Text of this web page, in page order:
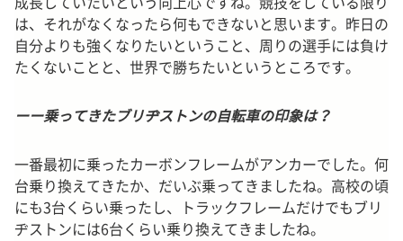
は、それがなくなったら何もできないと思います。昨日の
自分よりも強くなりたいということ、周りの選手には負け
たくないことと、世界で勝ちたいというところです。
ーー乗ってきたブリヂストンの自転車の印象は？
一番最初に乗ったカーボンフレームがアンカーでした。何
台乗り換えてきたか、だいぶ乗ってきましたね。高校の頃
にも3台くらい乗ったし、トラックフレームだけでもブリ
ヂストンには6台くらい乗り換えてきましたね。